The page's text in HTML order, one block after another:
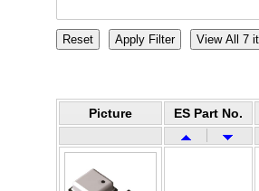
Picture ES Part No.